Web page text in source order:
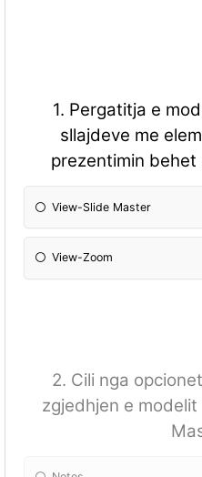
1. Pergatitja e
sllajdeve me
prezentimin behet
View-Slide Master
View-Zoom
2. Cili nga
zgjedhjen e